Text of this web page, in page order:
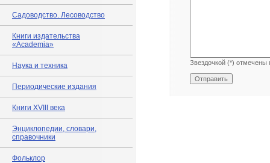
Садоводство. Лесоводство
Книги издательства
«Academia»
Наука и техника
Периодические издания
Книги XVIII века
Энциклопедии, словари,
справочники
Фольклор
Звездочкой (*) отмечены